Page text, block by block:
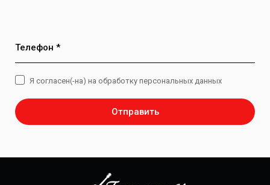
Телефон *
Отправить
Я согласен(-на) на обработку персональных данных